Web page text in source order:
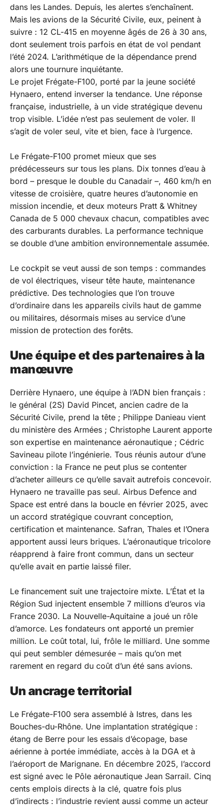
dans les Landes. Depuis, les alertes s’enchaînent.
Mais les avions de la Sécurité Civile, eux, peinent à
suivre : 12 CL-415 en moyenne âgés de 26 à 30 ans,
dont seulement trois parfois en état de vol pendant
l’été 2024. L’arithmétique de la dépendance prend
alors une tournure inquiétante.
Le projet Frégate-F100, porté par la jeune société
Hynaero, entend inverser la tendance. Une réponse
française, industrielle, à un vide stratégique devenu
trop visible. L’idée n’est pas seulement de voler. Il
s’agit de voler seul, vite et bien, face à l’urgence.
Le Frégate-F100 promet mieux que ses
prédécesseurs sur tous les plans. Dix tonnes d’eau à
bord – presque le double du Canadair –, 460 km/h en
vitesse de croisière, quatre heures d’autonomie en
mission incendie, et deux moteurs Pratt & Whitney
Canada de 5 000 chevaux chacun, compatibles avec
des carburants durables. La performance technique
se double d’une ambition environnementale assumée.
Le cockpit se veut aussi de son temps : commandes
de vol électriques, viseur tête haute, maintenance
prédictive. Des technologies que l’on trouve
d’ordinaire dans les appareils civils haut de gamme
ou militaires, désormais mises au service d’une
mission de protection des forêts.
Une équipe et des partenaires à la
manœuvre
Derrière Hynaero, une équipe à l’ADN bien français :
le général (2S) David Pincet, ancien cadre de la
Sécurité Civile, prend la tête ; Philippe Danieau vient
du ministère des Armées ; Christophe Laurent apporte
son expertise en maintenance aéronautique ; Cédric
Savineau pilote l’ingénierie. Tous réunis autour d’une
conviction : la France ne peut plus se contenter
d’acheter ailleurs ce qu’elle savait autrefois concevoir.
Hynaero ne travaille pas seul. Airbus Defence and
Space est entré dans la boucle en février 2025, avec
un accord stratégique couvrant conception,
certification et maintenance. Safran, Thales et l’Onera
apportent aussi leurs briques. L’aéronautique tricolore
réapprend à faire front commun, dans un secteur
qu’elle avait en partie laissé filer.
Le financement suit une trajectoire mixte. L’État et la
Région Sud injectent ensemble 7 millions d’euros via
France 2030. La Nouvelle-Aquitaine a joué un rôle
d’amorce. Les fondateurs ont apporté un premier
million. Le coût total, lui, frôle le milliard. Une somme
qui peut sembler démesurée – mais qu’on met
rarement en regard du coût d’un été sans avions.
Un ancrage territorial
Le Frégate-F100 sera assemblé à Istres, dans les
Bouches-du-Rhône. Une implantation stratégique :
étang de Berre pour les essais d’écopage, base
aérienne à portée immédiate, accès à la DGA et à
l’aéroport de Marignane. En décembre 2025, l’accord
est signé avec le Pôle aéronautique Jean Sarrail. Cinq
cents emplois directs à la clé, quatre fois plus
d’indirects : l’industrie revient aussi comme un acteur